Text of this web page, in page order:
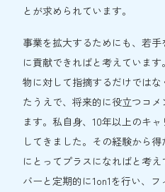
とが求められています。
事業を拡大するためにも、若
に貢献できればと考えていま
物に対して指摘するだけでは
たうえで、将来的に役立つコ
ます。私自身、10年以上のキ
してきました。その経験から
にとってプラスになればと考
バーと定期的に1on1を行い、